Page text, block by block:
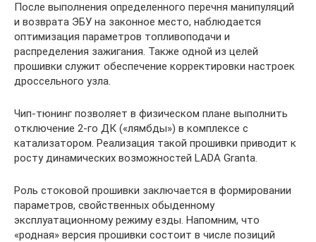
После выполнения определенного перечня манипуляций
и возврата ЭБУ на законное место, наблюдается
оптимизация параметров топливоподачи и
распределения зажигания. Также одной из целей
прошивки служит обеспечение корректировки настроек
дроссельного узла.
Чип-тюнинг позволяет в физическом плане выполнить
отключение 2-го ДК («лямбды») в комплексе с
катализатором. Реализация такой прошивки приводит к
росту динамических возможностей LADA Granta.
Роль стоковой прошивки заключается в формировании
параметров, свойственных обыденному
эксплуатационному режиму езды. Напомним, что
«родная» версия прошивки состоит в числе позиций